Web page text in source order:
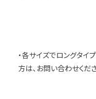
・各サイズでロングタイ
方は、お問い合わせくだ